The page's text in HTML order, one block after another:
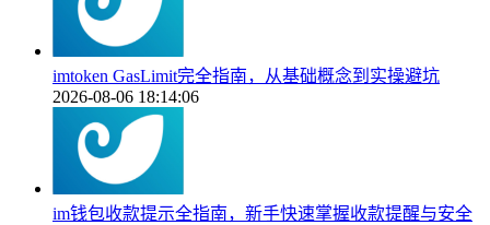
imtoken GasLimit完全指南，从基础概念到实操避坑
2026-08-06 18:14:06
im钱包收款提示全指南，新手快速掌握收款提醒与安全